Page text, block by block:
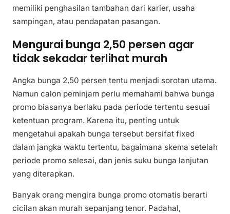
memiliki penghasilan tambahan dari karier, usaha
sampingan, atau pendapatan pasangan.
Mengurai bunga 2,50 persen agar
tidak sekadar terlihat murah
Angka bunga 2,50 persen tentu menjadi sorotan utama.
Namun calon peminjam perlu memahami bahwa bunga
promo biasanya berlaku pada periode tertentu sesuai
ketentuan program. Karena itu, penting untuk
mengetahui apakah bunga tersebut bersifat fixed
dalam jangka waktu tertentu, bagaimana skema setelah
periode promo selesai, dan jenis suku bunga lanjutan
yang diterapkan.
Banyak orang mengira bunga promo otomatis berarti
cicilan akan murah sepanjang tenor. Padahal,